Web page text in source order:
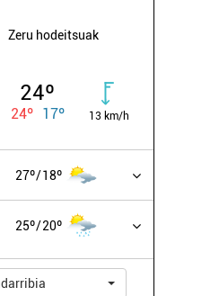
Zeru hodeitsuak
24º
24º 17º 13 km/h
27º 18º
25º 20º